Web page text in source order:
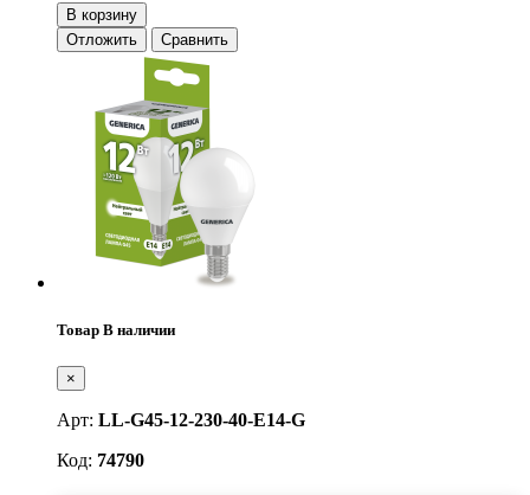
В корзину
Отложить
Сравнить
Товар В наличии
×
Арт: LL-G45-12-230-40-E14-G
Код: 74790